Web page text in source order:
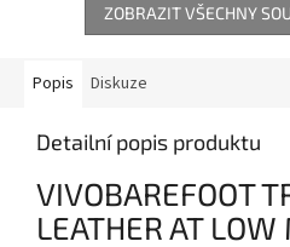
ZOBRAZIT VŠECHNY
Popis Diskuze
Detailní popis produktu
VIVOBAREFOOT
LEATHER AT LOW